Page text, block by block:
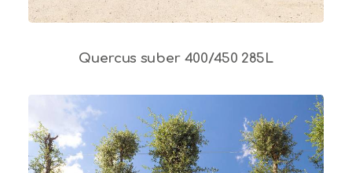
Quercus suber 400/450 285L